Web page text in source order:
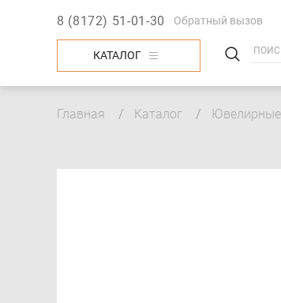
8 (8172) 51-01-30 Обратный вызов
КАТАЛОГ
Строка
Главная Каталог